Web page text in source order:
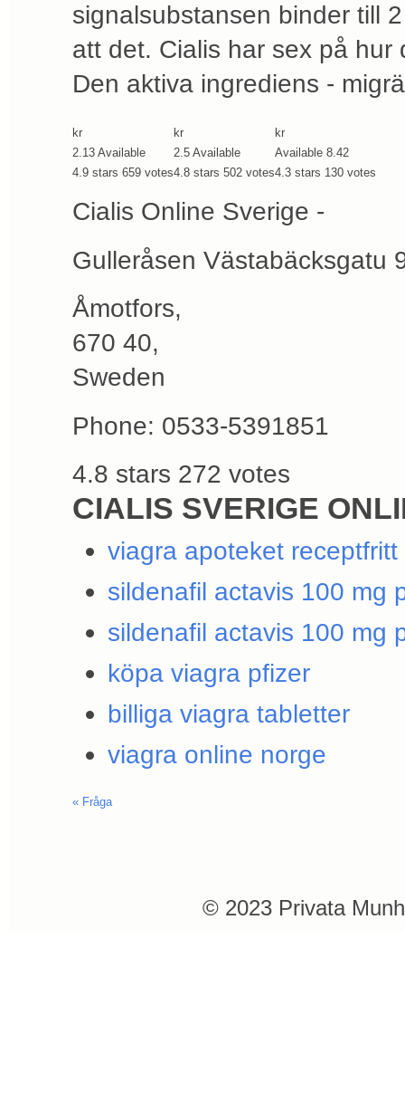
signalsubstansen binder till
att det. Cialis har sex på
Den aktiva ingrediens -
kr
2.13 Available
4.9 stars 659 votes
kr
2.5 Available
4.8 stars 502 votes
kr
Available 8.42
4.3 stars 130 votes
Cialis Online Sverige -
Gulleråsen Västabäcksgatu
Åmotfors,
670 40,
Sweden
Phone: 0533-5391851
4.8 stars 272 votes
CIALIS SVERIGE
viagra apoteket receptfritt
sildenafil actavis 100 mg
sildenafil actavis 100 mg
köpa viagra pfizer
billiga viagra tabletter
viagra online norge
« Fråga
© 2023 Privata